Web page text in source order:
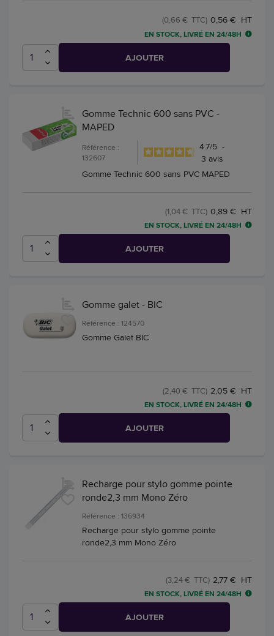
0,56 € HT
(0,66 € TTC)
EN STOCK, LIVRÉ EN 24/48H
AJOUTER
Gomme Technic 600 sans PVC -
MAPED
Référence :
132607
4.7/5 -
3avis
Gomme Technic 600 sans PVC MAPED
0,89 € HT
(1,04 € TTC)
EN STOCK, LIVRÉ EN 24/48H
AJOUTER
Gomme galet - BIC
Référence : 124570
Gomme Galet BIC
2,05 € HT
(2,40 € TTC)
EN STOCK, LIVRÉ EN 24/48H
AJOUTER
Recharge pour stylo gomme pointe
ronde2,3 mm Mono Zéro
Référence : 136934
Recharge pour stylo gomme pointe
ronde2,3 mm Mono Zéro
2,77 € HT
(3,24 € TTC)
EN STOCK, LIVRÉ EN 24/48H
AJOUTER